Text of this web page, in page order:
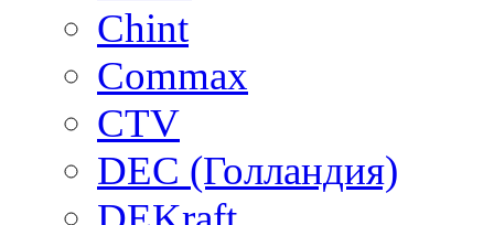
Chint
Commax
CTV
DEC (Голландия)